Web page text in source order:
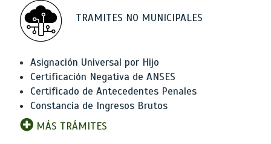
TRAMITES NO MUNICIPALES
Asignación Universal por Hijo
Certificación Negativa de ANSES
Certificado de Antecedentes Penales
Constancia de Ingresos Brutos
MÁS TRÁMITES